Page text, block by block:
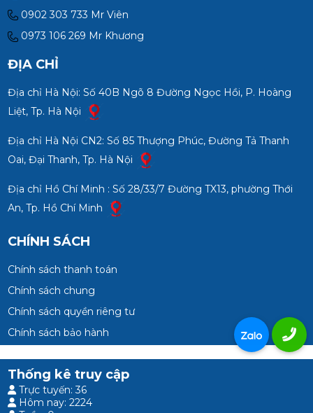
0902 303 733 Mr Viên
0973 106 269 Mr Khương
ĐỊA CHỈ
Địa chỉ Hà Nội: Số 40B Ngõ 8 Đường Ngọc Hồi, P. Hoàng
Liệt, Tp. Hà Nội
Địa chỉ Hà Nội CN2: Số 85 Thượng Phúc, Đường Tả Thanh
Oai, Đại Thanh, Tp. Hà Nội
Địa chỉ Hồ Chí Minh : Số 28/33/7 Đường TX13, phường Thới
An, Tp. Hồ Chí Minh
CHÍNH SÁCH
Chính sách thanh toán
Chính sách chung
Chính sách quyền riêng tư
Chính sách bảo hành
Thống kê truy cập
Trực tuyến: 36
Hôm nay: 2224